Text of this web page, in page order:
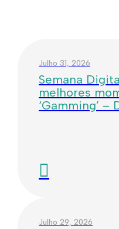
Julho 31, 2026
Semana
melhores
‘Gamming’ –
Julho 29, 2026